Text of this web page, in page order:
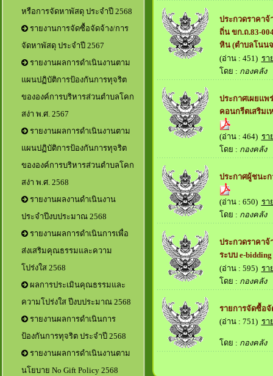
หรือการจัดหาพัสดุ ประจำปี 2568
รายงานการจัดซื้อจัดจ้าง/การ
จัดหาพัสดุ ประจำปี 2567
รายงานผลการดำเนินงานตาม
แผนปฏิบัติการป้องกันการทุจริต
ขององค์การบริหารส่วนตำบลโคก
สง่า พ.ศ. 2567
รายงานผลการดำเนินงานตาม
แผนปฏิบัติการป้องกันการทุจริต
ขององค์การบริหารส่วนตำบลโคก
สง่า พ.ศ. 2568
รายงานผลงานดำเนินงาน
ประจำปีงบประมาณ 2568
รายงานผลการดำเนินการเพื่อ
ส่งเสริมคุณธรรมและความ
โปร่งใส 2568
ผลการประเมินคุณธรรมและ
ความโปร่งใส ปีงบประมาณ 2568
รายงานผลการดำเนินการ
ป้องกันการทุจริต ประจำปี 2568
รายงานผลการดำเนินงานตาม
นโยบาย No Gift Policy 2568
ประกวดราคาจ้
ถิ่น ขก.ถ.83-
หิน (ตำบลโนน
(อ่าน : 451) รา
โดย : กองคลัง
ประกาศเผยแพ
คอนกรีตเสริม
(อ่าน : 464) รา
โดย : กองคลัง
ประกาศผู้ชนะ
(อ่าน : 650) รา
โดย : กองคลัง
ประกวดราคาจ้
ระบบ e-
(อ่าน : 595) รา
โดย : กองคลัง
รายการจัดซื้อ
(อ่าน : 751) รา
โดย : กองคลัง